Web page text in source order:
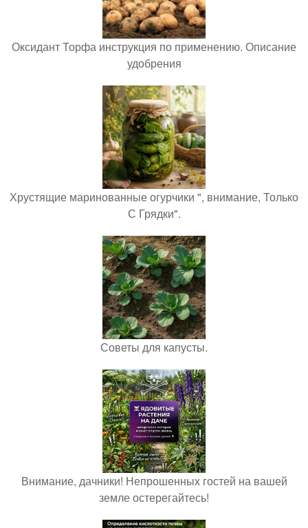
Оксидант Торфа инструкция по применению. Описание
удобрения
Хрустящие маринованные огурчики ", внимание, Только
С Грядки".
Советы для капусты.
Внимание, дачники! Непрошенных гостей на вашей
земле остерегайтесь!